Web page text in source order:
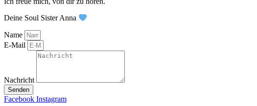
Deine Soul Sister Anna
Name
E-Mail
Nachricht
Senden
Facebook Instagram